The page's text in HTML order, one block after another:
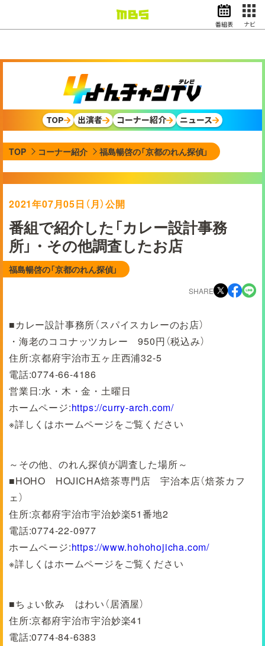
ドラマ
スポーツ
動画イズム ニュース
天気・防災 イベント
映画 アナウンサー
グッズ
EN 検索 番組表
番組表 ナビ
TOP 出演者 コーナー紹介 ニュース
TOP コーナー紹介 福島暢啓の「京都のれん探偵」
2021年07月05日（月）公開
番組で紹介した「カレー設計事務
所」・その他調査したお店
福島暢啓の「京都のれん探偵」
SHARE
■カレー設計事務所（スパイスカレーのお店）
・海老のココナッツカレー 950円（税込み）
住所:京都府宇治市五ヶ庄西浦32-5
電話:0774-66-4186
営業日:水・木・金・土曜日
ホームページ:https://curry-arch.com/
※詳しくはホームページをご覧ください
～その他、のれん探偵が調査した場所～
■HOHO HOJICHA焙茶専門店 宇治本店（焙茶カフ
ェ）
住所:京都府宇治市宇治妙楽51番地2
電話:0774-22-0977
ホームページ:https://www.hohohojicha.com/
※詳しくはホームページをご覧ください
■ちょい飲み はわい（居酒屋）
住所:京都府宇治市宇治妙楽41
電話:0774-84-6383